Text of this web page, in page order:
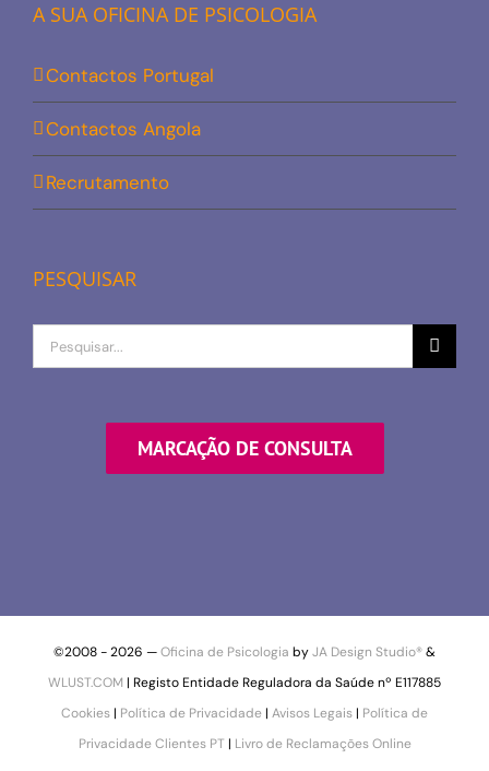
A SUA OFICINA DE PSICOLOGIA
Contactos Portugal
Contactos Angola
Recrutamento
PESQUISAR
Procurar
por
MARCAÇÃO DE CONSULTA
©2008 -2026 —Oficina de Psicologia byJA Design Studio®&
WLUST.COM | Registo Entidade Reguladora da Saúde nº E117885
Cookies| Política de Privacidade| Avisos Legais| Política de
Privacidade Clientes PT | Livro de Reclamações Online